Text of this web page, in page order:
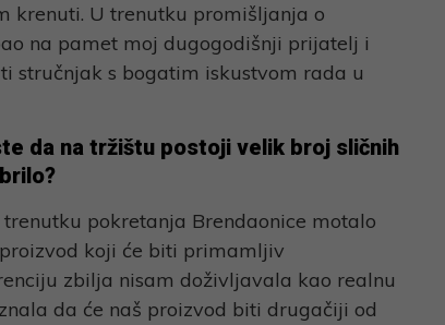
krenuti. U trenutku promišljanja o
na pamet moj dugogodišnji prijatelj i
stručnjak s bogatim iskustvom rada u
da na tržištu postoji velik broj sličnih
pokretanja Brendaonice motalo
koji će biti primamljiv
zbilja nisam doživljavala kao realnu
da će naš proizvod biti drugačiji od